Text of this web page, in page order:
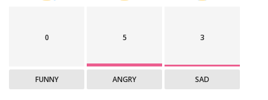
0
FUNNY
5
ANGRY
3
SAD